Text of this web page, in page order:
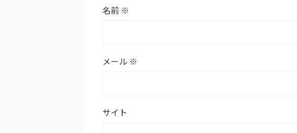
名前 ※
メール ※
サイト